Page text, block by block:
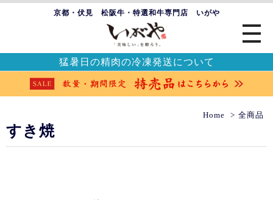
京都・伏見 松阪牛・特選和牛専門店 いがや
猛暑日の精肉の冷凍発送について
Home 全商品
すき焼